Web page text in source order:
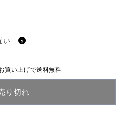
い
買い上げで送料無料
り切れ